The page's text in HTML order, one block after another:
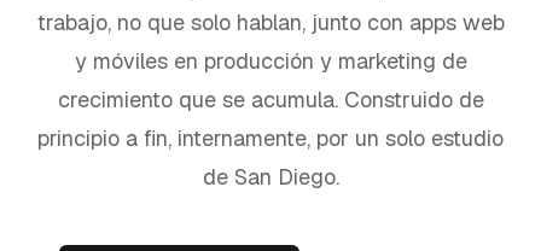
trabajo, no que solo hablan, junto con apps web
y móviles en producción y marketing de
crecimiento que se acumula. Construido de
principio a fin, internamente, por un solo estudio
de San Diego.